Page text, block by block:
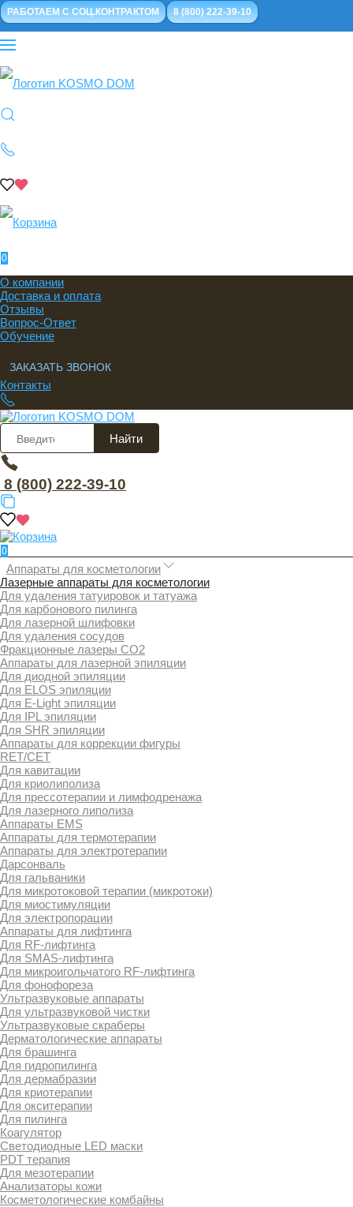
РАБОТАЕМ С СОЦ.КОНТРАКТОМ 8 (800) 222-39-10
0
О компании
Доставка и оплата
Отзывы
Вопрос-Ответ
Обучение
ЗАКАЗАТЬ ЗВОНОК
Контакты
Найти
8 (800) 222-39-10
0
Аппараты для косметологии
Лазерные аппараты для косметологии
Для удаления татуировок и татуажа
Для карбонового пилинга
Для лазерной шлифовки
Для удаления сосудов
Фракционные лазеры СО2
Аппараты для лазерной эпиляции
Для диодной эпиляции
Для ELOS эпиляции
Для E-Light эпиляции
Для IPL эпиляции
Для SHR эпиляции
Аппараты для коррекции фигуры
RET/CET
Для кавитации
Для криолиполиза
Для прессотерапии и лимфодренажа
Для лазерного липолиза
Аппараты EMS
Аппараты для термотерапии
Аппараты для электротерапии
Дарсонваль
Для гальваники
Для микротоковой терапии (микротоки)
Для миостимуляции
Для электропорации
Аппараты для лифтинга
Для RF-лифтинга
Для SMAS-лифтинга
Для микроигольчатого RF-лифтинга
Для фонофореза
Ультразвуковые аппараты
Для ультразвуковой чистки
Ультразвуковые скраберы
Дерматологические аппараты
Для брашинга
Для гидропилинга
Для дермабразии
Для криотерапии
Для окситерапии
Для пилинга
Коагулятор
Светодиодные LED маски
PDT терапия
Для мезотерапии
Анализаторы кожи
Косметологические комбайны